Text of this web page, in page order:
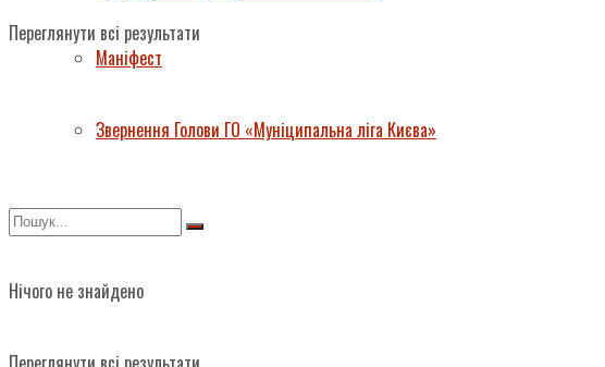
Переглянути всі результати
Маніфест
Звернення Голови ГО «Муніципальна ліга Києва»
Нічого не знайдено